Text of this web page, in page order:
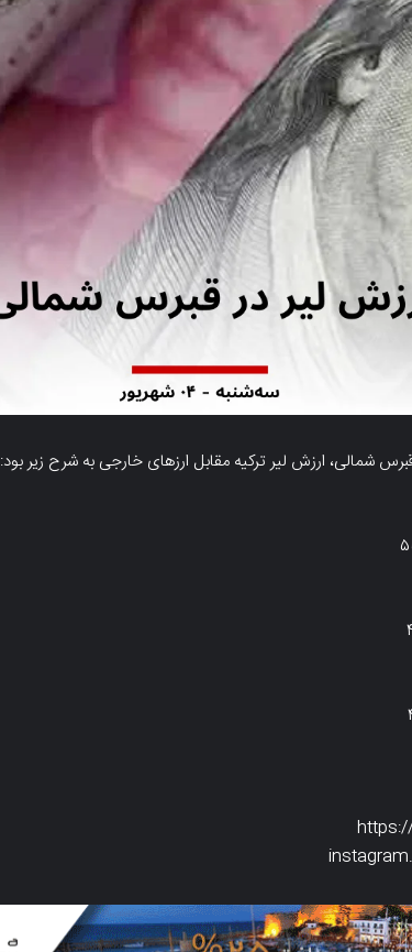
قبرس شمالی، ارزش لیر ترکیه مقابل ارزهای خارجی به شرح زیر بود: